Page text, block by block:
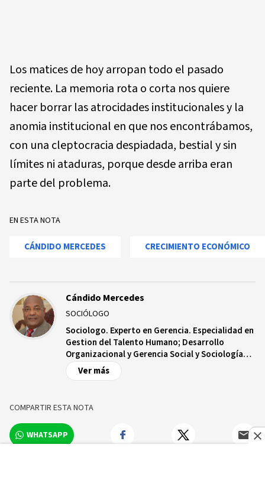
Los matices de hoy arropan todo el pasado
reciente. La memoria rota o corta nos quiere
hacer borrar las atrocidades institucionales y la
anomia institucional en que nos encontrábamos,
con una cleptocracia despiadada, bestial y sin
límites ni ataduras, porque desde arriba eran
parte del problema.
EN ESTA NOTA
CÁNDIDO MERCEDES CRECIMIENTO ECONÓMICO
Cándido Mercedes
SOCIÓLOGO
Sociologo. Experto en Gerencia. Especialidad en
Gestion del Talento Humano; Desarrollo
Organizacional y Gerencia Social y Sociología
Organizacional. Consultor e Instructor
Organizacional. Catedrático universitario.
Ver más
COMPARTIR ESTA NOTA
WHATSAPP